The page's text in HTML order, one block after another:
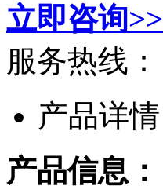
立即咨询>>
服务热线：
产品详情
产品信息：